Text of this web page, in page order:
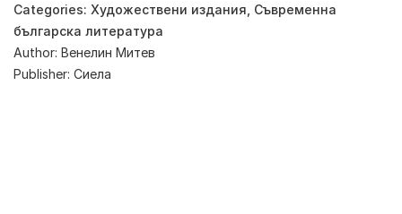
Categories: Художествени издания Съвременна
българска литература
Author: Венелин Митев
Publisher: Сиела